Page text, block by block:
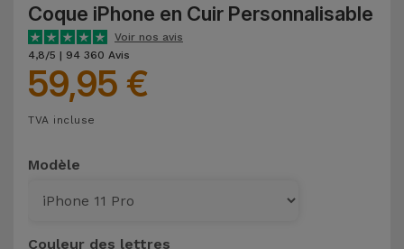
Dyson
TCL
Marques
tout
Voir
tout
et
Enceintes
Montres
Connectées
et
Chaînes
Téléphone
Coque iPhone en Cuir Personnalisable
Voir nos avis
4,8/5 | 94 360 Avis
59,95 €
TVA incluse
Modèle
Couleur des lettres